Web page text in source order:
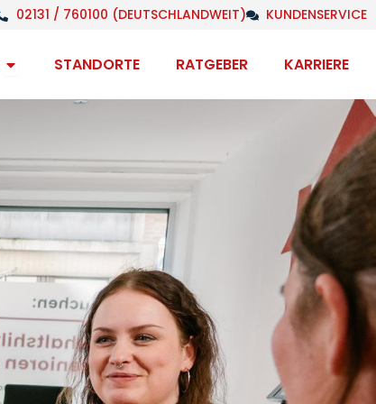
02131 / 760100 (DEUTSCHLANDWEIT) KUNDENSERVICE
Open Unternehmen
STANDORTE RATGEBER KARRIERE